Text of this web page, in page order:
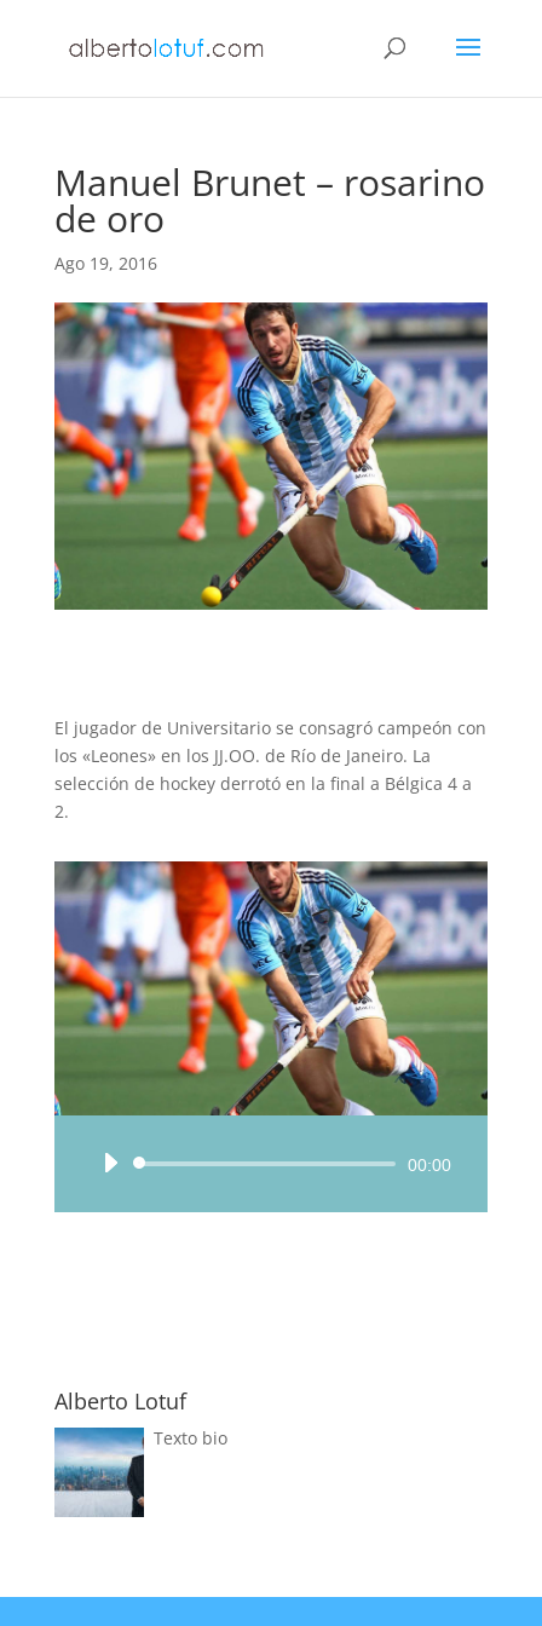
Manuel Brunet – rosarino
de oro
Ago 19, 2016
El jugador de Universitario se consagró campeón con
los «Leones» en los JJ.OO. de Río de Janeiro. La
selección de hockey derrotó en la final a Bélgica 4 a
2.
Reproductor
audio
00:00
Alberto Lotuf
Texto bio